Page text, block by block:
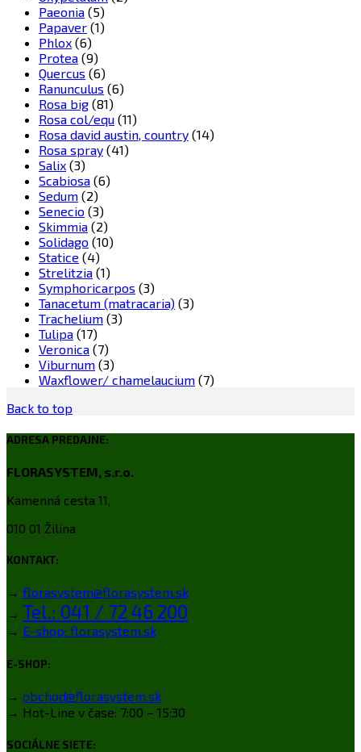
Paeonia (5)
Papaver (1)
Phlox (6)
Protea (9)
Quercus (6)
Ranunculus (6)
Rosa big (81)
Rosa col/equ (11)
Rosa david austin, country (14)
Rosa spray (41)
Salix (3)
Scabiosa (6)
Sedum (2)
Senecio (3)
Skimmia (2)
Solidago (10)
Statice (4)
Strelitzia (1)
Symphoricarpos (3)
Tanacetum (matracaria) (3)
Trachelium (3)
Tulipa (17)
Veronica (7)
Viburnum (3)
Waxflower/ chamelaucium (7)
Back to top
ADRESA PREDAJNE:
FLORASYSTEM, s.r.o.
Kamenná cesta 11,
010 01 Žilina
KONTAKT:
→ florasystem@florasystem.sk
→ Tel.: 041 / 72 46 200
→ E-shop: florasystem.sk
E-SHOP:
→ obchod@florasystem.sk
→ Hot-Line v čase: 7:00 – 15:30
SOCIÁLNE SIETE: